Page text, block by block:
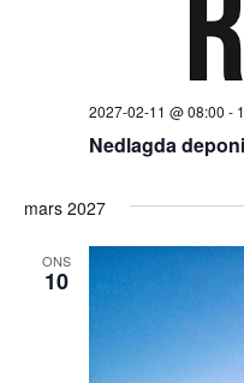
Nedlagda
2027-02-11 @ 08:00 -
mars 2027
ONS
10